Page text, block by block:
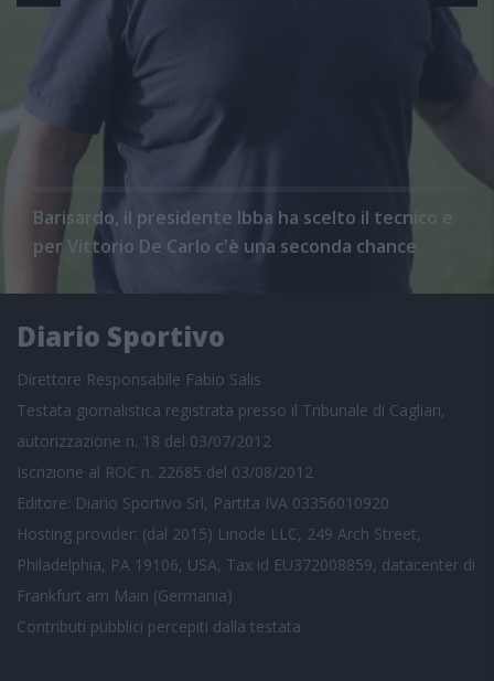
Barisardo, il presidente Ibba ha scelto il tecnico e
per Vittorio De Carlo c'è una seconda chance
Diario Sportivo
Direttore Responsabile Fabio Salis
Testata giornalistica registrata presso il Tribunale di Cagliari,
autorizzazione n. 18 del 03/07/2012
Iscrizione al ROC n. 22685 del 03/08/2012
Editore: Diario Sportivo Srl, Partita IVA 03356010920
Hosting provider: (dal 2015) Linode LLC, 249 Arch Street,
Philadelphia, PA 19106, USA, Tax id EU372008859, datacenter di
Frankfurt am Main (Germania)
Contributi pubblici percepiti dalla testata